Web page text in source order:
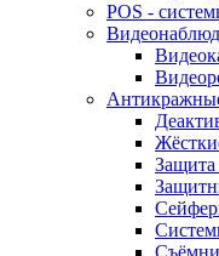
POS -
Защита